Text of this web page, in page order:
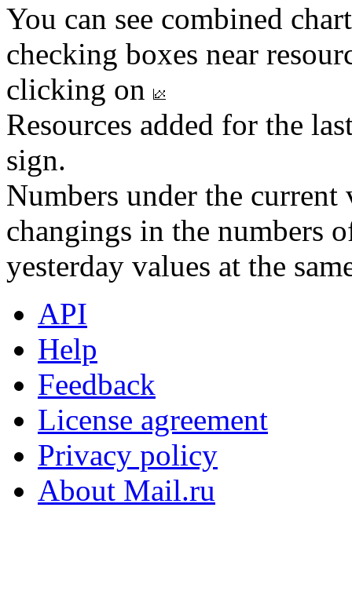
You can see combined
checking boxes near
clicking on
Resources added for the
sign.
Numbers under the
changings in the numbers
yesterday values at the
API
Help
Feedback
License agreement
Privacy policy
About Mail.ru